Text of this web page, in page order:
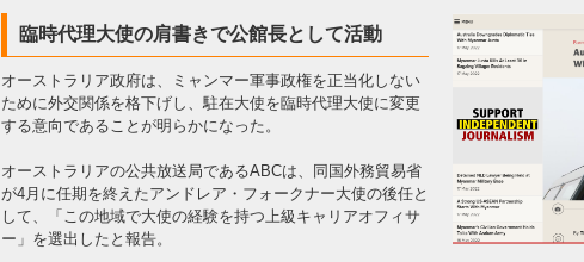
臨時代理大使の肩書きで公館長として活動
オーストラリア政府は、ミャンマー軍事政権を正当化しない
ために外交関係を格下げし、駐在大使を臨時代理大使に変更
する意向であることが明らかになった。
オーストラリアの公共放送局であるABCは、同国外務貿易省
が4月に任期を終えたアンドレア・フォークナー大使の後任と
して、「この地域で大使の経験を持つ上級キャリアオフィサ
ー」を選出したと報告。